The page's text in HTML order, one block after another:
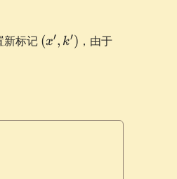
新标记 (x',
k')
(x′, k′) ，由于